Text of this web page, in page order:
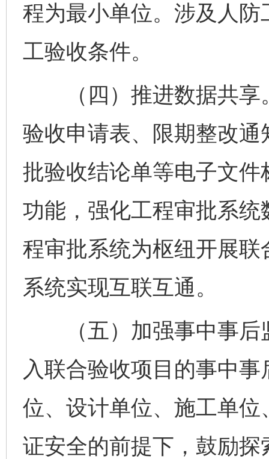
程为最小单位。涉及人
工验收条件。
（四）推进数据共享
验收申请表、限期整改
批验收结论单等电子文
功能，强化工程审批系
程审批系统为枢纽开展
系统实现互联互通。
（五）加强事中事后
入联合验收项目的事中
位、设计单位、施工单
证安全的前提下，鼓励